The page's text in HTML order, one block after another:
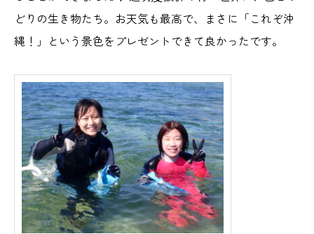
どりの生き物たち。お天気も最高で、まさに「これぞ沖
縄！」という景色をプレゼントできて良かったです。